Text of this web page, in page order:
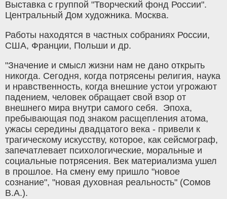
Выставка с группой "Творческий фонд России".
Центральный Дом художника. Москва.
Работы находятся в частных собраниях России,
США, Франции, Польши и др.
"Значение и смысл жизни нам не дано открыть
никогда. Сегодня, когда потрясены религия, наука
и нравственность, когда внешние устои угрожают
падением, человек обращает свой взор от
внешнего мира внутри самого себя. Эпоха,
пребывающая под знаком расщепления атома,
ужасы середины двадцатого века - привели к
трагическому искусству, которое, как сейсмограф,
запечатлевает психологические, моральные и
социальные потрясения. Век материализма ушел
в прошлое. На смену ему пришло "новое
сознание", "новая духовная реальность" (Сомов
В.А.).